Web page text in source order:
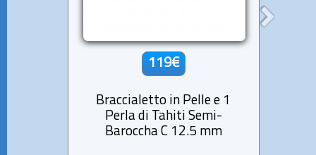
119€
Braccialetto in Pelle e 1
Perla di Tahiti Semi-
Baroccha C 12.5 mm